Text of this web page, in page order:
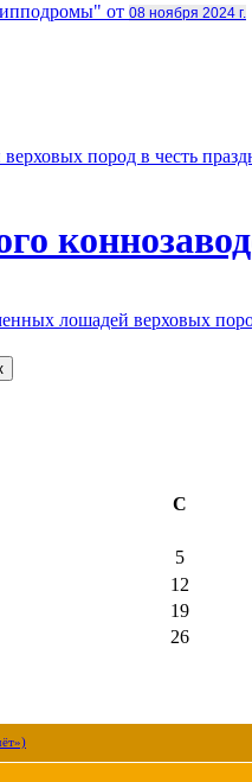
от 08 ноября 2024 г.
пород в честь
лошадей верховых пород
С
5
12
19
26